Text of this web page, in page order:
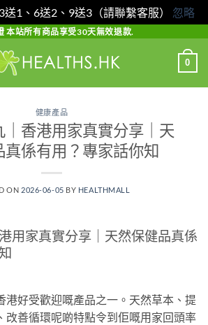
1、6送2、9送3（請聯繫客服） 忽略
本站所有商品享受30天無效退款.
0
健康產品
｜香港用家真實分享｜天
真係有用？專家話你知
ON 2026-06-05 BY HEALTHMALL
用家真實分享｜天然保健品真係
港好受歡迎嘅產品之一。天然草本、提
改善循環呢啲特點令到佢嘅用家回頭率